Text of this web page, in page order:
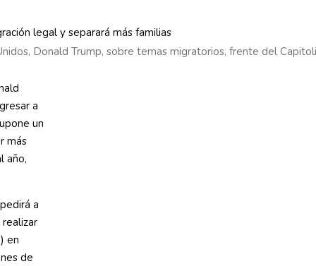
Donald Trump, sobre temas migratorios, frente del
a
un
más
año,
a
en
de